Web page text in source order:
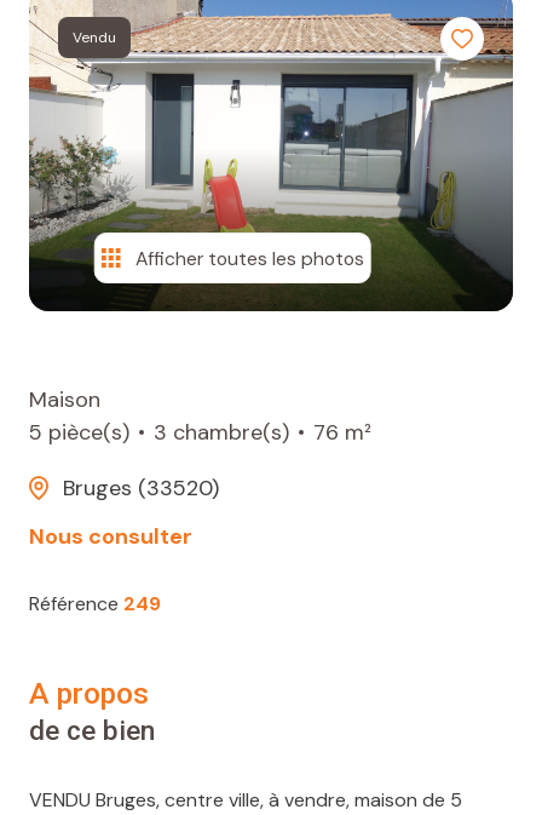
L'ÉQUIPE
TRAVAUX
Vendu
Afficher toutes les photos
Maison
5 pièce(s)
3 chambre(s)
76 m²
Bruges (33520)
Nous consulter
Référence 249
a propos
de ce bien
VENDU Bruges, centre ville, à vendre, maison de 5